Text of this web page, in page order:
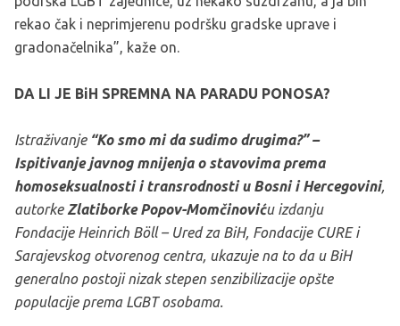
rekao čak i neprimjerenu podršku gradske uprave i
gradonačelnika”, kaže on.
DA LI JE BiH SPREMNA NA PARADU PONOSA?
Istraživanje “Ko smo mi da sudimo drugima?” –
Ispitivanje javnog mnijenja o stavovima prema
homoseksualnosti i transrodnosti u Bosni i Hercegovini,
autorke Zlatiborke Popov-Momčinoviću izdanju
Fondacije Heinrich Böll – Ured za BiH, Fondacije CURE i
Sarajevskog otvorenog centra, ukazuje na to da u BiH
generalno postoji nizak stepen senzibilizacije opšte
populacije prema LGBT osobama.